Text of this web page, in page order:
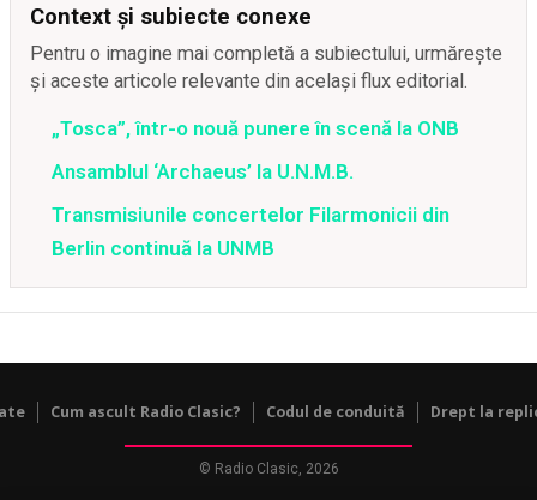
Context și subiecte conexe
Pentru o imagine mai completă a subiectului, urmărește
și aceste articole relevante din același flux editorial.
„Tosca”, într-o nouă punere în scenă la ONB
Ansamblul ‘Archaeus’ la U.N.M.B.
Transmisiunile concertelor Filarmonicii din
Berlin continuă la UNMB
Cum ascult Radio Clasic? Codul de conduită Drept la
© Radio Clasic, 2026